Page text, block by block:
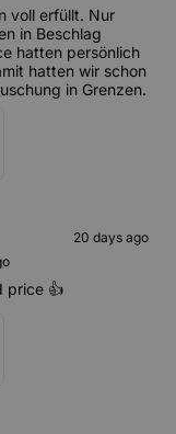
voll erfüllt. Nur
in Beschlag
hatten persönlich
hatten wir schon
in Grenzen.
20 days ago
price 👍